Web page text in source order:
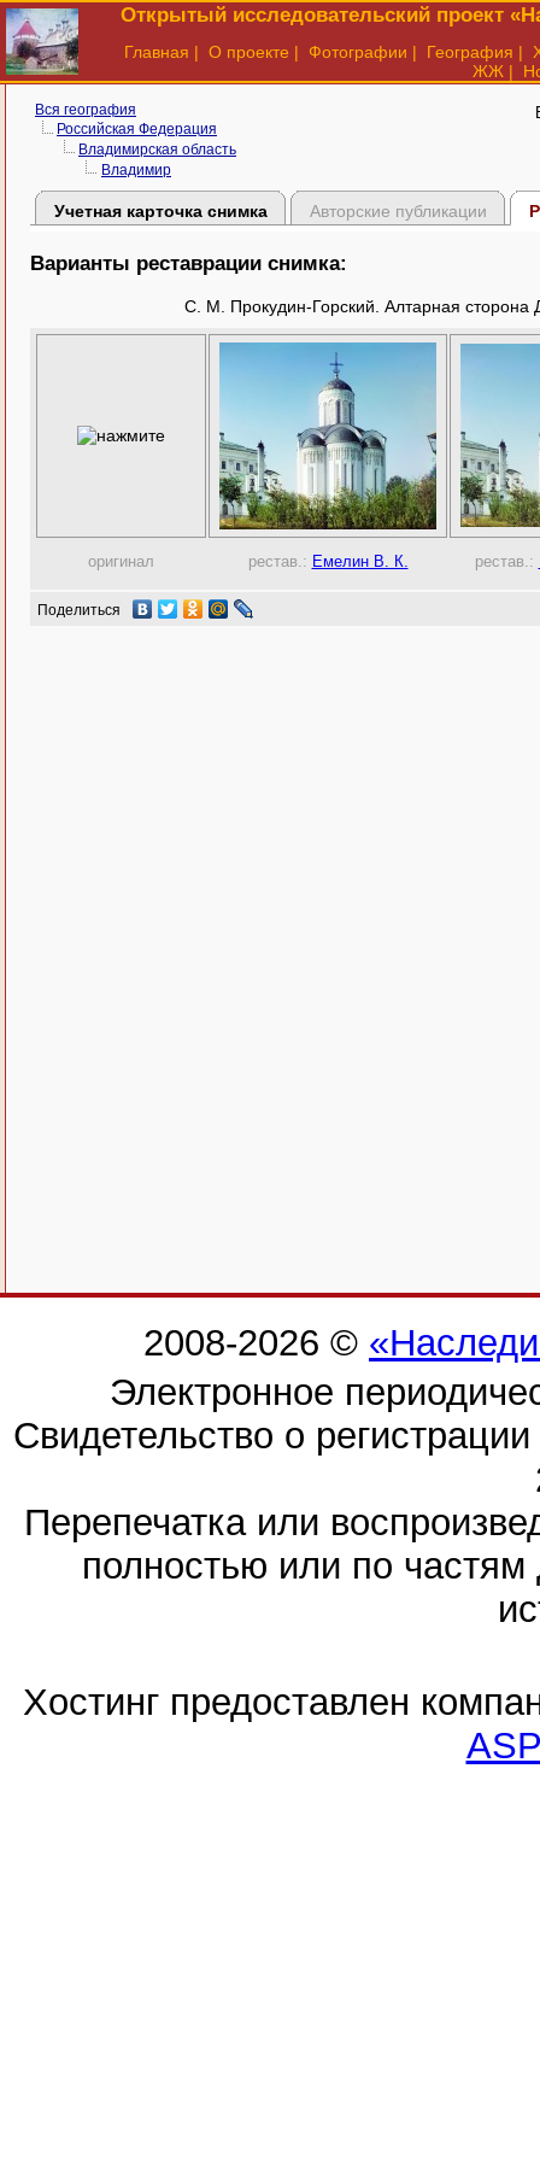
Открытый исследовательский проект
Главная | О проекте | Фотографии | География |
ЖЖ |
Вся география
Российская Федерация
Владимирская область
Владимир
Учетная карточка снимка Авторские публикации
Варианты реставрации снимка:
С. М. Прокудин-Горский. Алтарная сторона
оригинал рестав.: Емелин В. К. рестав.:
Поделиться
2008-2026 ©
Электронное
Свидетельство о
Перепечатка или
полностью или по частям
Хостинг предоставлен